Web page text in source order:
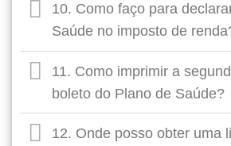
10. Como faço para
Saúde no imposto de
11. Como imprimir a
boleto do Plano de Saúde?
12. Onde posso obter uma